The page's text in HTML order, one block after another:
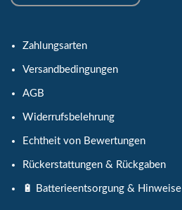
Zahlungsarten
Versandbedingungen
AGB
Widerrufsbelehrung
Echtheit von Bewertungen
Rückerstattungen & Rückgaben
🔋 Batterieentsorgung & Hinweise